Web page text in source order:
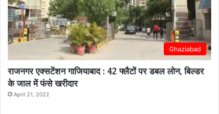
Ghaziabad
राजनगर एक्सटेंशन गाजियाबाद : 42 फ्लैटों पर डबल लोन, बिल्डर
के जाल में फंसे खरीदार
April 21, 2022